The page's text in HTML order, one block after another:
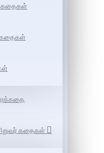
கதைகள்
கதைகள்